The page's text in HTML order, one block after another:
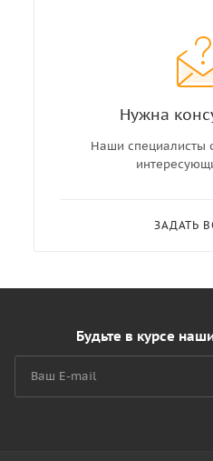
Нужна
Наши специалисты
ЗАДАТЬ
Будьте в курсе